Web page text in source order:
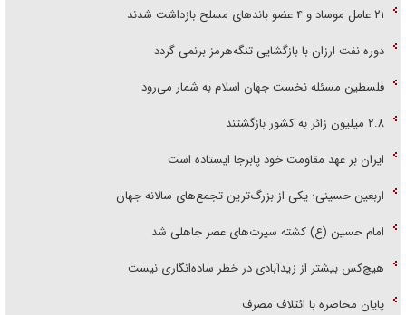
۲۱ عامل موساد و ۴ عضو باند‌های مسلح بازداشت شدند
دوره نفت ارزان با بازگشایی تنگه‌هرمز برنمی گردد
فلسطین مسئله نخست جهان اسلام به شمار می‌رود
۲.۸ میلیون زائر به کشور بازگشتند
ایران بر عهد مقاومت خود پابرجا ایستاده است
اربعین حسینی؛ یکی از بزرگ‌ترین تجمع‌های سالانه جهان
امام حسین (ع) کشته سیرت‌های عصر جاهلی شد
هیچ‌کس بیشتر از زیدآبادی در خطر ساده‌انگاری نیست
پایان محاصره با ائتلاف مصرف